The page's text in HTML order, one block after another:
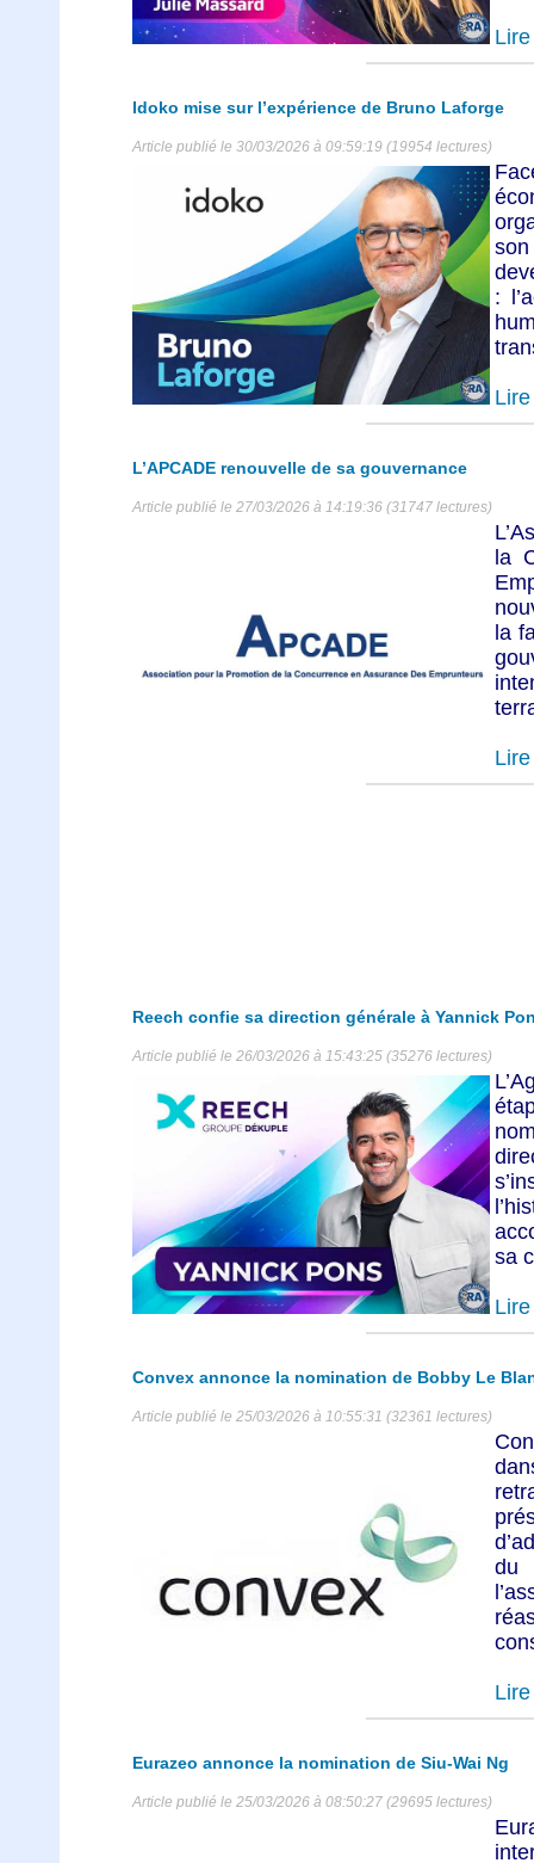
Idoko mise sur l’expérience de Bruno Laforge
Article publié le 30/03/2026 à 09:59:19 (19954 lectures)
:
L’APCADE renouvelle de sa gouvernance
Article publié le 27/03/2026 à 14:19:36 (31747 lectures)
la
la
Reech confie sa direction générale à Yannick
Article publié le 26/03/2026 à 15:43:25 (35276 lectures)
sa
Convex annonce la nomination de Bobby Le
Article publié le 25/03/2026 à 10:55:31 (32361 lectures)
du
Eurazeo annonce la nomination de Siu-Wai Ng
Article publié le 25/03/2026 à 08:50:27 (29695 lectures)